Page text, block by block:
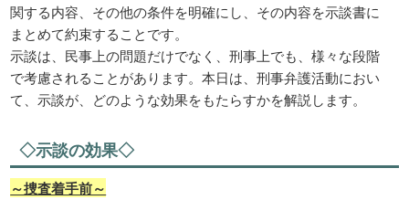
関する内容、その他の条件を明確にし、その内容を示談書に
まとめて約束することです。
示談は、民事上の問題だけでなく、刑事上でも、様々な段階
で考慮されることがあります。本日は、刑事弁護活動におい
て、示談が、どのような効果をもたらすかを解説します。
◇示談の効果◇
～捜査着手前～